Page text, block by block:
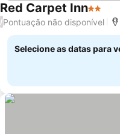
Red Carpet Inn2
/Pontuação não disponível
Selecione as datas para